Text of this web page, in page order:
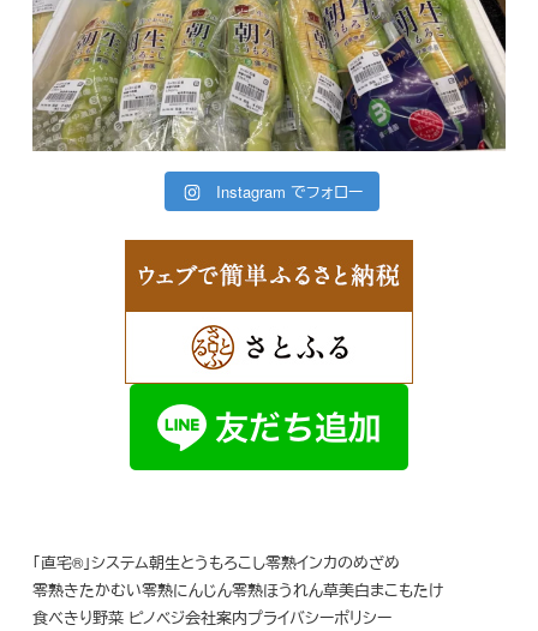
Instagram でフォロー
「直宅®」システム朝生とうもろこし零熟インカのめざめ
零熟きたかむい零熟にんじん零熟ほうれん草美白まこもたけ
食べきり野菜 ピノベジ会社案内プライバシーポリシー